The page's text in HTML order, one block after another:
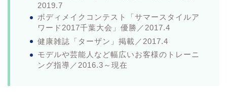
2019.7
ボディメイクコンテスト「サマースタイルア
ワード2017千葉大会」優勝／2017.4
健康雑誌「ターザン」掲載／2017.4
モデルや芸能人など幅広いお客様のトレーニ
ング指導／2016.3～現在